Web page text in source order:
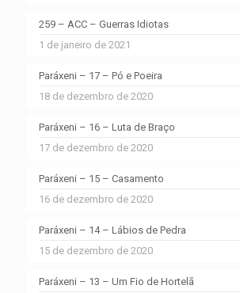
259 – ACC – Guerras Idiotas
1 de janeiro de 2021
Paráxeni – 17 – Pó e Poeira
18 de dezembro de 2020
Paráxeni – 16 – Luta de Braço
17 de dezembro de 2020
Paráxeni – 15 – Casamento
16 de dezembro de 2020
Paráxeni – 14 – Lábios de Pedra
15 de dezembro de 2020
Paráxeni – 13 – Um Fio de Hortelã